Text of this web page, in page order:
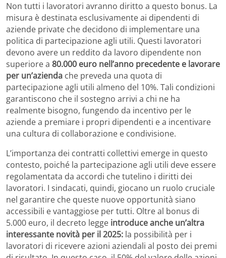
Non tutti i lavoratori avranno diritto a questo bonus. La
misura è destinata esclusivamente ai dipendenti di
aziende private che decidono di implementare una
politica di partecipazione agli utili. Questi lavoratori
devono avere un reddito da lavoro dipendente non
superiore a 80.000 euro nell’anno precedente e lavorare
per un’azienda che preveda una quota di
partecipazione agli utili almeno del 10%. Tali condizioni
garantiscono che il sostegno arrivi a chi ne ha
realmente bisogno, fungendo da incentivo per le
aziende a premiare i propri dipendenti e a incentivare
una cultura di collaborazione e condivisione.
L’importanza dei contratti collettivi emerge in questo
contesto, poiché la partecipazione agli utili deve essere
regolamentata da accordi che tutelino i diritti dei
lavoratori. I sindacati, quindi, giocano un ruolo cruciale
nel garantire che queste nuove opportunità siano
accessibili e vantaggiose per tutti. Oltre al bonus di
5.000 euro, il decreto legge introduce anche un’altra
interessante novità per il 2025: la possibilità per i
lavoratori di ricevere azioni aziendali al posto dei premi